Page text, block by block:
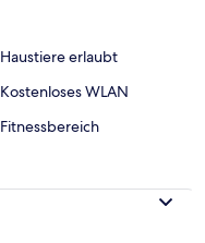
Haustiere erlaubt
Kostenloses WLAN
Fitnessbereich